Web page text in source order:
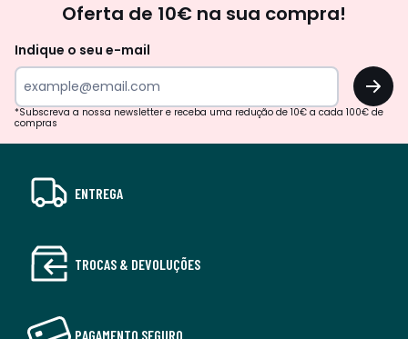
Oferta de 10€ na sua compra!
Indique o seu e-mail
OK
*Subscreva a nossa newsletter e receba uma redução de 10€ a cada 100€ de
compras
ENTREGA
TROCAS & DEVOLUÇÕES
PAGAMENTO SEGURO